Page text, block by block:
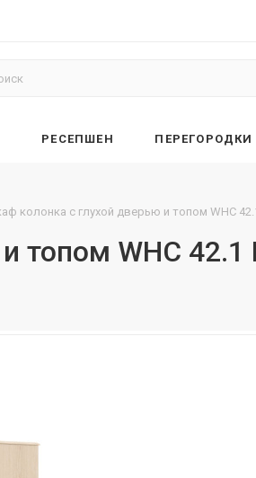
РЕСЕПШЕН ПЕРЕГОРОДКИ
колонка с глухой дверью и топом WHC
WHC 42.1